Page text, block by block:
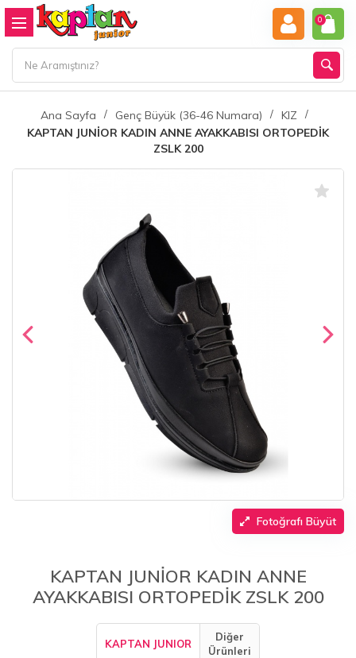
0
Ana Sayfa Genç Büyük (36-46 Numara)
KIZ
KAPTAN JUNİOR KADIN ANNE AYAKKABISI ORTOPEDİK
ZSLK 200
Fotoğrafı Büyüt
KAPTAN JUNİOR KADIN ANNE
AYAKKABISI ORTOPEDİK ZSLK 200
KAPTAN JUNIOR
Diğer
Ürünleri